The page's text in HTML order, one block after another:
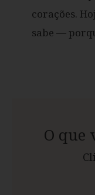
corações.
sabe —
O que